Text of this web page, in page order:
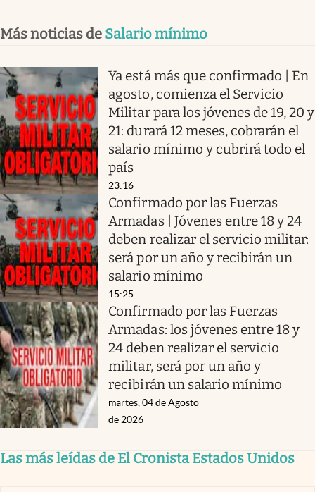
Más noticias de Salario mínimo
Ya está más que confirmado | En
agosto, comienza el Servicio
Militar para los jóvenes de 19, 20 y
21: durará 12 meses, cobrarán el
salario mínimo y cubrirá todo el
país
23:16
Confirmado por las Fuerzas
Armadas | Jóvenes entre 18 y 24
deben realizar el servicio militar:
será por un año y recibirán un
salario mínimo
15:25
Confirmado por las Fuerzas
Armadas: los jóvenes entre 18 y
24 deben realizar el servicio
militar, será por un año y
recibirán un salario mínimo
martes, 04 de Agosto
de 2026
Las más leídas de El Cronista Estados Unidos